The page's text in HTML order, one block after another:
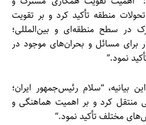
منطقه تأکید کرد و بر تقویت
در سطح منطقه‌ای و بین‌المللی؛
برای مسائل و بحران‌های موجود در
نمود.”
“سلام رئیس‌جمهور ایران؛
منتقل کرد و بر اهمیت هماهنگی و
مختلف تأکید نمود.”